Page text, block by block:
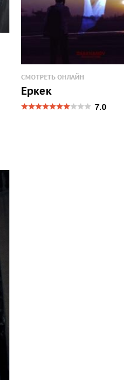
СМОТРЕТЬ ОНЛАЙН
Еркек
7.0